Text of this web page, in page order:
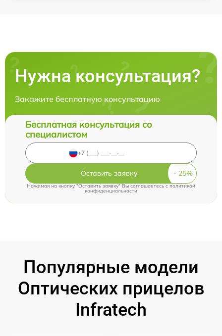
Нужна консультация?
Закажите бесплатную консультацию
Бесплатная консультация со
специалистом
Оставить заявку
Нажимая на кнопку "Оставить заявку" Вы соглашаетесь cполитикой
конфиденциальности
Популярные модели
Оптических прицелов
Infratech